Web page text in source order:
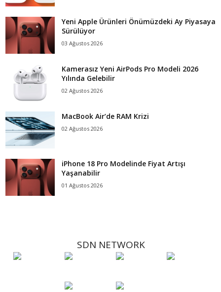
Yeni Apple Ürünleri Önümüzdeki Ay Piyasaya
Sürülüyor
03 Ağustos 2026
Kamerasız Yeni AirPods Pro Modeli 2026
Yılında Gelebilir
02 Ağustos 2026
MacBook Air’de RAM Krizi
02 Ağustos 2026
iPhone 18 Pro Modelinde Fiyat Artışı
Yaşanabilir
01 Ağustos 2026
SDN NETWORK